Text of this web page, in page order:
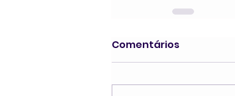
Comentários